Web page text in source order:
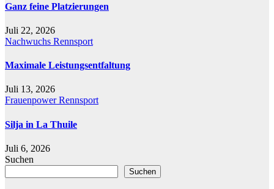
Ganz feine Platzierungen
Juli 22, 2026
Nachwuchs Rennsport
Maximale Leistungsentfaltung
Juli 13, 2026
FrauenpowerRennsport
Silja in La Thuile
Juli 6, 2026
Suchen
Suchen